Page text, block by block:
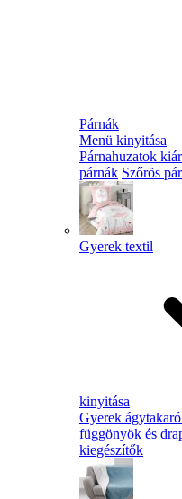
Párnák
Menü kinyitása
Párnahuzatok
párnák Szőrös
Gyerek textil
kinyitása
Gyerek
függönyök és
kiegészítők